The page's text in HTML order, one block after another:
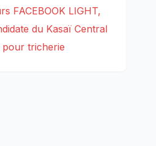
FACEBOOK LIGHT,
du Kasaï Central
pour tricherie